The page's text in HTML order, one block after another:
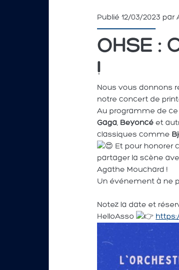
Publié 12/03/2023 par
OHSE :
!
Nous vous donnons
notre concert de
Au programme de ce
Gaga, Beyoncé et
classiques comme
Et pour honorer
partager la scène
Agathe Mouchard !
Un événement à ne
Notez la date et
HelloAsso